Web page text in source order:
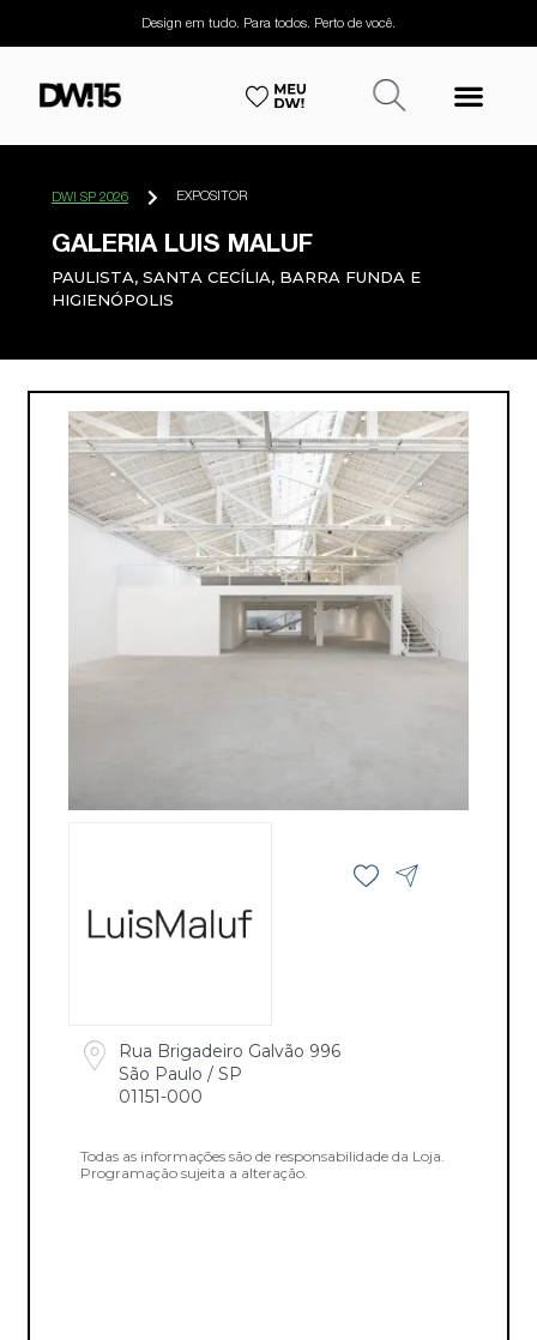
Design em tudo. Para todos. Perto de você.
DW! SP 2026 EXPOSITOR
GALERIA LUIS MALUF
PAULISTA, SANTA CECÍLIA, BARRA FUNDA E
HIGIENÓPOLIS
Rua Brigadeiro Galvão 996
São Paulo / SP
01151-000
Todas as informações são de responsabilidade da Loja.
Programação sujeita a alteração.